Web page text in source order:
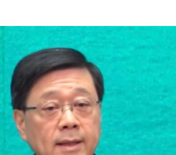
智慧渠
政正
員講話
#41